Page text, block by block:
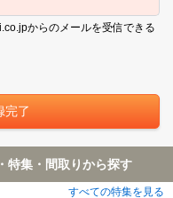
からのメールを受信できる
特集・間取りから探す
すべての特集を見る